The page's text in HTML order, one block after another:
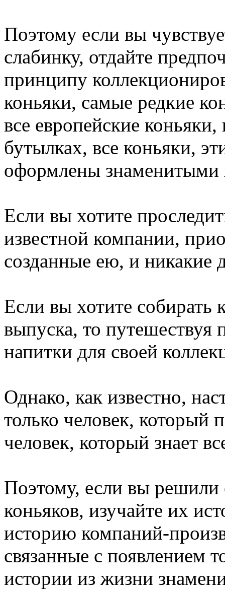
Поэтому если вы
слабинку, отдайте
принципу
коньяки, самые редкие
все европейские
бутылках, все коньяки,
оформлены знаменитыми
Если вы хотите
известной компании,
созданные ею, и никакие
Если вы хотите собирать
выпуска, то путешествуя
напитки для своей
Однако, как известно,
только человек, который
человек, который знает
Поэтому, если вы решили
коньяков, изучайте их
историю компаний-
связанные с появлением
истории из жизни